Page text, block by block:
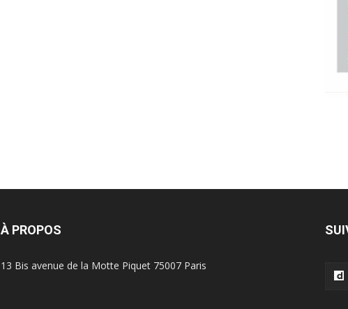
À PROPOS
13 Bis avenue de la Motte Piquet 75007 Paris